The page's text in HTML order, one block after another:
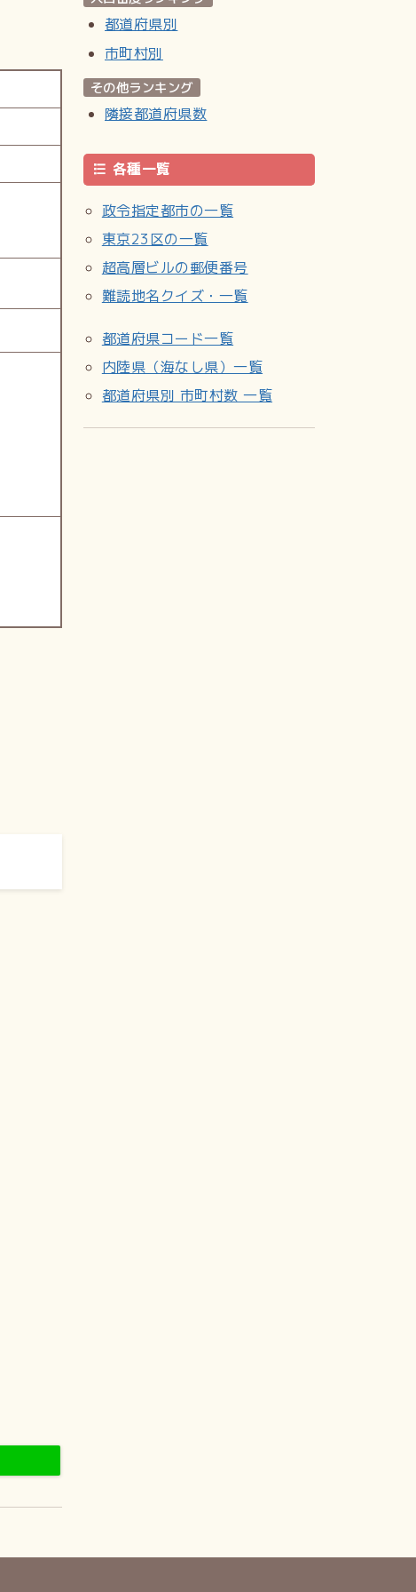
都道府県別
市町村別
その他ランキング
隣接都道府県数
各種一覧
政令指定都市の一覧
東京23区の一覧
超高層ビルの郵便番号
難読地名クイズ・一覧
都道府県コード一覧
内陸県（海なし県）一覧
都道府県別 市町村数 一覧